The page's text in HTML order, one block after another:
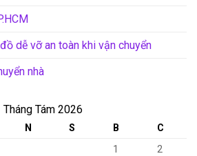
dễ vỡ an toàn khi vận chuyển
nhà
Tháng Tám 2026
N S B
C
1
2